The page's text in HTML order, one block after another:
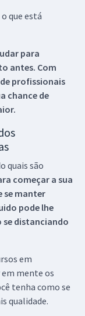
que está
para
antes. Com
profissionais
chance de
quais são
começar a sua
se manter
pode lhe
se distanciando
em
mente os
tenha como se
qualidade.